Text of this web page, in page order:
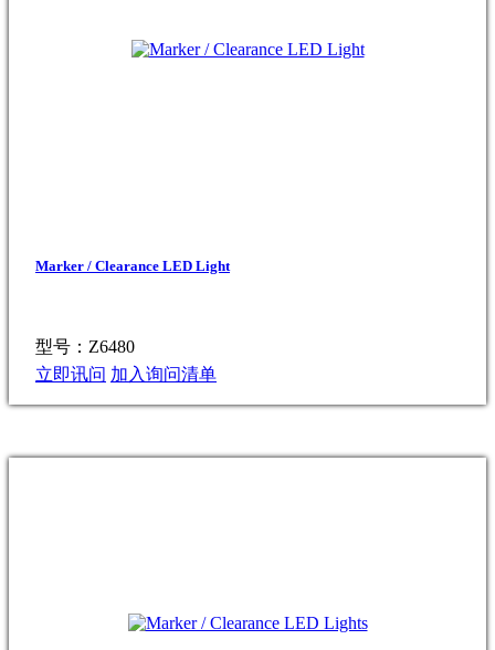
Marker / Clearance LED Light
型号：Z6480
立即讯问 加入询问清单